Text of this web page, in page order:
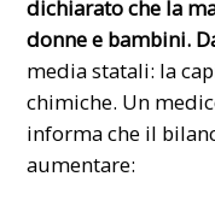
dichiarato che la
donne e bambini.
media statali: la
chimiche. Un
informa che il
aumentare: